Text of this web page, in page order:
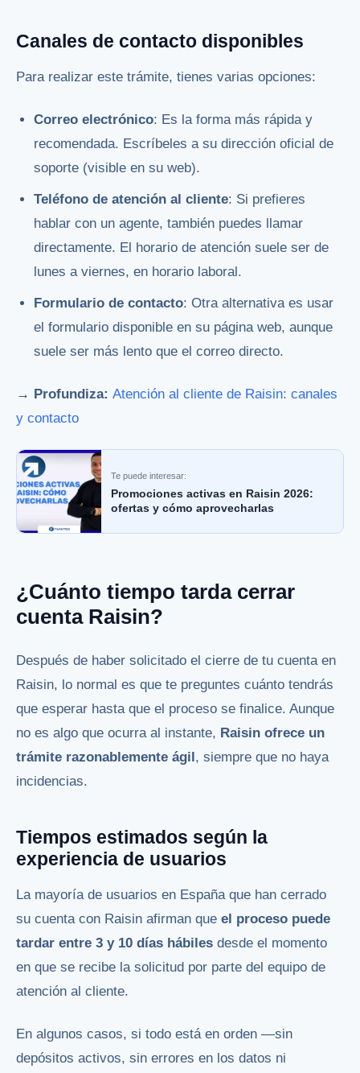
Canales de contacto disponibles
Para realizar este trámite, tienes varias opciones:
Correo electrónico: Es la forma más rápida y
recomendada. Escríbeles a su dirección oficial de
soporte (visible en su web).
Teléfono de atención al cliente: Si prefieres
hablar con un agente, también puedes llamar
directamente. El horario de atención suele ser de
lunes a viernes, en horario laboral.
Formulario de contacto: Otra alternativa es usar
el formulario disponible en su página web, aunque
suele ser más lento que el correo directo.
→ Profundiza: Atención al cliente de Raisin: canales
y contacto
Te puede interesar:
Promociones activas en Raisin 2026:
ofertas y cómo aprovecharlas
¿Cuánto tiempo tarda cerrar
cuenta Raisin?
Después de haber solicitado el cierre de tu cuenta en
Raisin, lo normal es que te preguntes cuánto tendrás
que esperar hasta que el proceso se finalice. Aunque
no es algo que ocurra al instante, Raisin ofrece un
trámite razonablemente ágil, siempre que no haya
incidencias.
Tiempos estimados según la
experiencia de usuarios
La mayoría de usuarios en España que han cerrado
su cuenta con Raisin afirman que el proceso puede
tardar entre 3 y 10 días hábiles desde el momento
en que se recibe la solicitud por parte del equipo de
atención al cliente.
En algunos casos, si todo está en orden —sin
depósitos activos, sin errores en los datos ni